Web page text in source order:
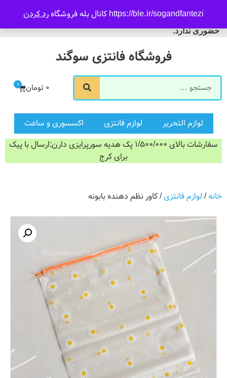
https://ble.ir/sogandfantezi کانال بله فروشگاه رد کردن
فروشگاه سوگند فروش
حضوری ندارد.
ورود/ثبت نام
فروشگاه فانتزی سوگند
0 تومان 0
لوازم التحریر لوازم فانتزی
اکسسوری و ساعت
سفارشات بالای 1/500/000 پک هدیه سورپرایزی دارن;ارسال با پیک
برای کرج
خانه/ لوازم فانتزی/ کاور نظم دهنده بابونه